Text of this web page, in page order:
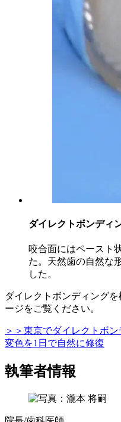
ダイレクトボンディ
咬合面にはペースト
た。天然歯の自然な
した。
ダイレクトボンディング
ージをご覧ください。
＞＞東京でダイレクトボ
変色を1日で自然に修復
執筆者情報